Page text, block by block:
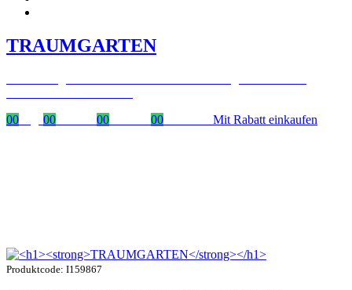
TRAUMGARTEN
00
00 00 00 Mit Rabatt einkaufen
Produktcode: I159867